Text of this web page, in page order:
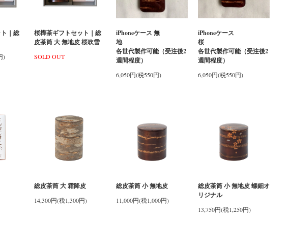
｜総
)
桜樺茶ギフトセット｜総
皮茶筒 大 無地皮 桜吹雪
SOLD OUT
iPhoneケース 無
地
各世代製作可能（受注後2
週間程度）
6,050円(税550円)
iPhoneケース
桜
各世代製作可能（受注後2
週間程度）
6,050円(税550円)
総皮茶筒 大 霜降皮
14,300円(税1,300円)
総皮茶筒 小 無地皮
11,000円(税1,000円)
総皮茶筒 小 無地皮 螺鈿オ
リジナル
13,750円(税1,250円)